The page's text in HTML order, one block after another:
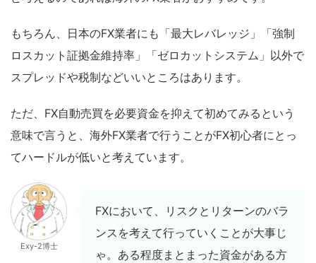
もちろん、日本のFX業者にも「最大レバレッジ」「強制
ロスカット証拠金維持率」「ゼロカットシステム」以外で
スプレッドや税制などいいところはあります。
ただ、FX自動売買を必要資金を抑えて初めてみるという
意味で言うと、海外FX業者で行うことがFX初心者にとっ
てハードルが低いと考えています。
Exy-2博士
FXにおいて、リスクとリターンのバラ
ンスを考えて行っていくことが大事じ
ゃ。ある程度まとまった資金がある方